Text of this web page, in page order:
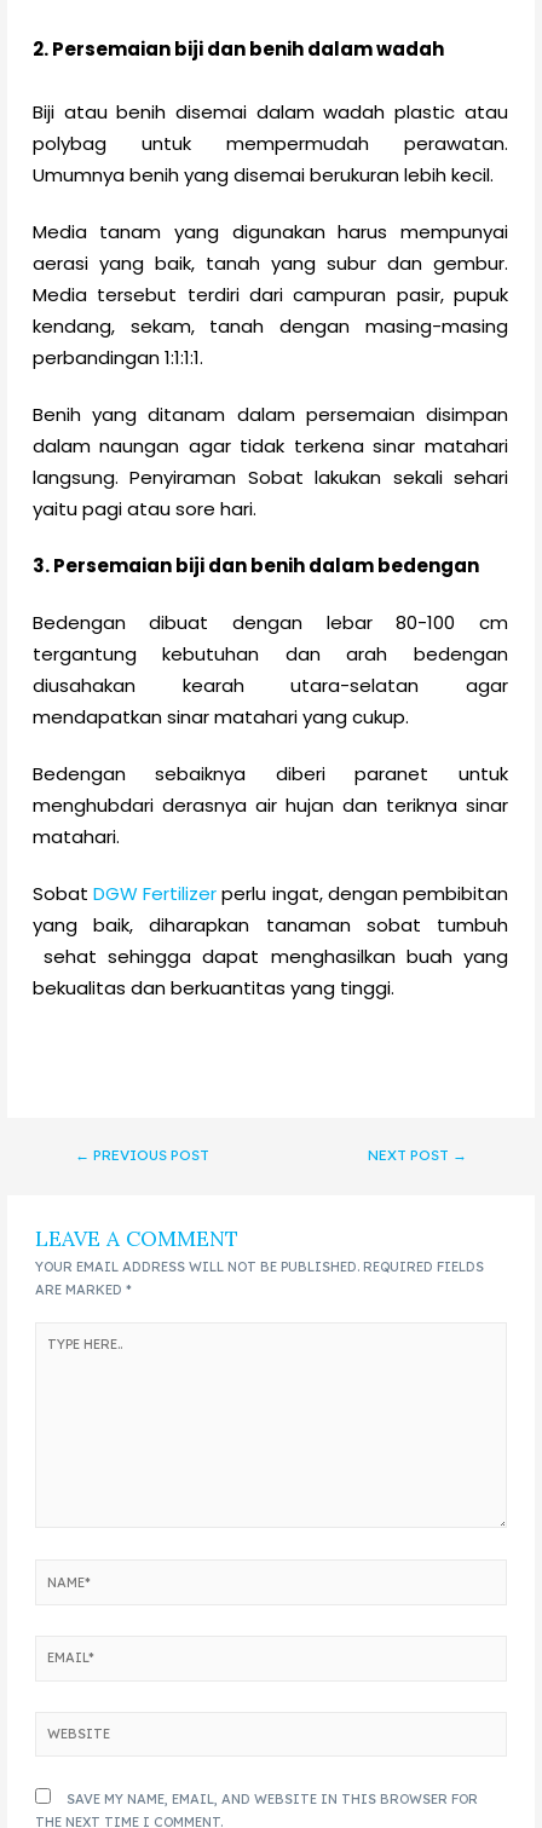
2. Persemaian biji dan benih dalam wadah
Biji atau benih disemai dalam wadah plastic atau
polybag untuk mempermudah perawatan.
Umumnya benih yang disemai berukuran lebih kecil.
Media tanam yang digunakan harus mempunyai
aerasi yang baik, tanah yang subur dan gembur.
Media tersebut terdiri dari campuran pasir, pupuk
kendang, sekam, tanah dengan masing-masing
perbandingan 1:1:1:1.
Benih yang ditanam dalam persemaian disimpan
dalam naungan agar tidak terkena sinar matahari
langsung. Penyiraman Sobat lakukan sekali sehari
yaitu pagi atau sore hari.
3. Persemaian biji dan benih dalam bedengan
Bedengan dibuat dengan lebar 80-100 cm
tergantung kebutuhan dan arah bedengan
diusahakan kearah utara-selatan agar
mendapatkan sinar matahari yang cukup.
Bedengan sebaiknya diberi paranet untuk
menghubdari derasnya air hujan dan teriknya sinar
matahari.
SobatDGW Fertilizerperlu ingat, dengan pembibitan
yang baik, diharapkan tanaman sobat tumbuh
sehat sehingga dapat menghasilkan buah yang
bekualitas dan berkuantitas yang tinggi.
← PREVIOUS POST NEXT POST →
LEAVE A COMMENT
YOUR EMAIL ADDRESS WILL NOT BE PUBLISHED. REQUIRED FIELDS
ARE MARKED*
SAVE MY NAME, EMAIL, AND WEBSITE IN THIS BROWSER FOR
THE NEXT TIME I COMMENT.